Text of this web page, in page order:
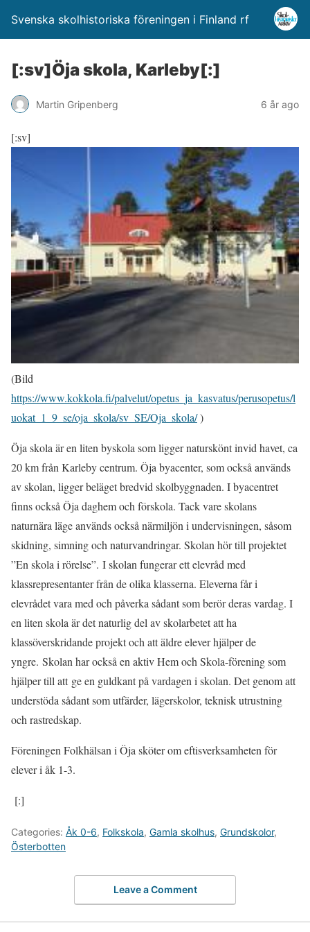
Svenska skolhistoriska föreningen i Finland rf
[:sv]Öja skola, Karleby[:]
Martin Gripenberg 6 år ago
[:sv]
(Bild
https://www.kokkola.fi/palvelut/opetus_ja_kasvatus/perusopetus/l
uokat_1_9_se/oja_skola/sv_SE/Oja_skola/)
Öja skola är en liten byskola som ligger naturskönt invid havet, ca
20 km från Karleby centrum. Öja byacenter, som också används
av skolan, ligger beläget bredvid skolbyggnaden. I byacentret
finns också Öja daghem och förskola. Tack vare skolans
naturnära läge används också närmiljön i undervisningen, såsom
skidning, simning och naturvandringar. Skolan hör till projektet
”En skola i rörelse”. I skolan fungerar ett elevråd med
klassrepresentanter från de olika klasserna. Eleverna får i
elevrådet vara med och påverka sådant som berör deras vardag. I
en liten skola är det naturlig del av skolarbetet att ha
klassöverskridande projekt och att äldre elever hjälper de
yngre. Skolan har också en aktiv Hem och Skola-förening som
hjälper till att ge en guldkant på vardagen i skolan. Det genom att
understöda sådant som utfärder, lägerskolor, teknisk utrustning
och rastredskap.
Föreningen Folkhälsan i Öja sköter om eftisverksamheten för
elever i åk 1-3.
[:]
Categories: Åk 0-6, Folkskola, Gamla skolhus, Grundskolor,
Österbotten
Leave a Comment